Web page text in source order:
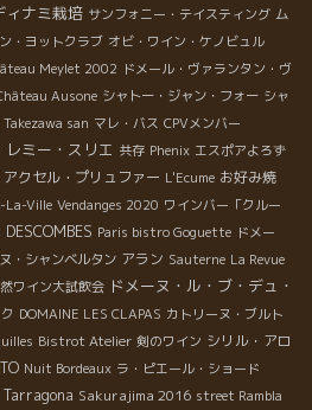
ィナミ栽培 サンフォニー・テイスティング ム
・ヨットクラブ オビ・ワイン・ケノビュル
Meylet 2002 ドメール・ヴァランタン・ヴ
Ausone シャトー・ジャン・フォー シャ
Takezawa san マレ・バス CPVメンバー
レミー・スリエ 共存 Phenix エスポアよろず
アクセル・プリュファー L'Ecume お好み焼
La-Ville Vendanges 2020 ワインバー「クルー
DESCOMBES Paris bistro Goguette ドメー
・シャンベルタン アラン Sauterne La Revue
ワイン大試飲会 ドメーヌ・ル・ブ・デュ・
DOMAINE LES CLAPAS カトリーヌ・ブルト
Bistrot Atelier 剣のワイン シリル・アロ
Nuit Bordeaux ラ・ピエール・ショード
Tarragona Sakurajima 2016 street Rambla